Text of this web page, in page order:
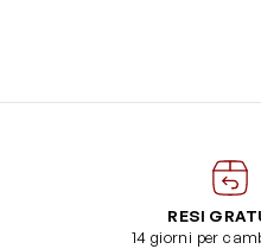
RESI
14 giorni per